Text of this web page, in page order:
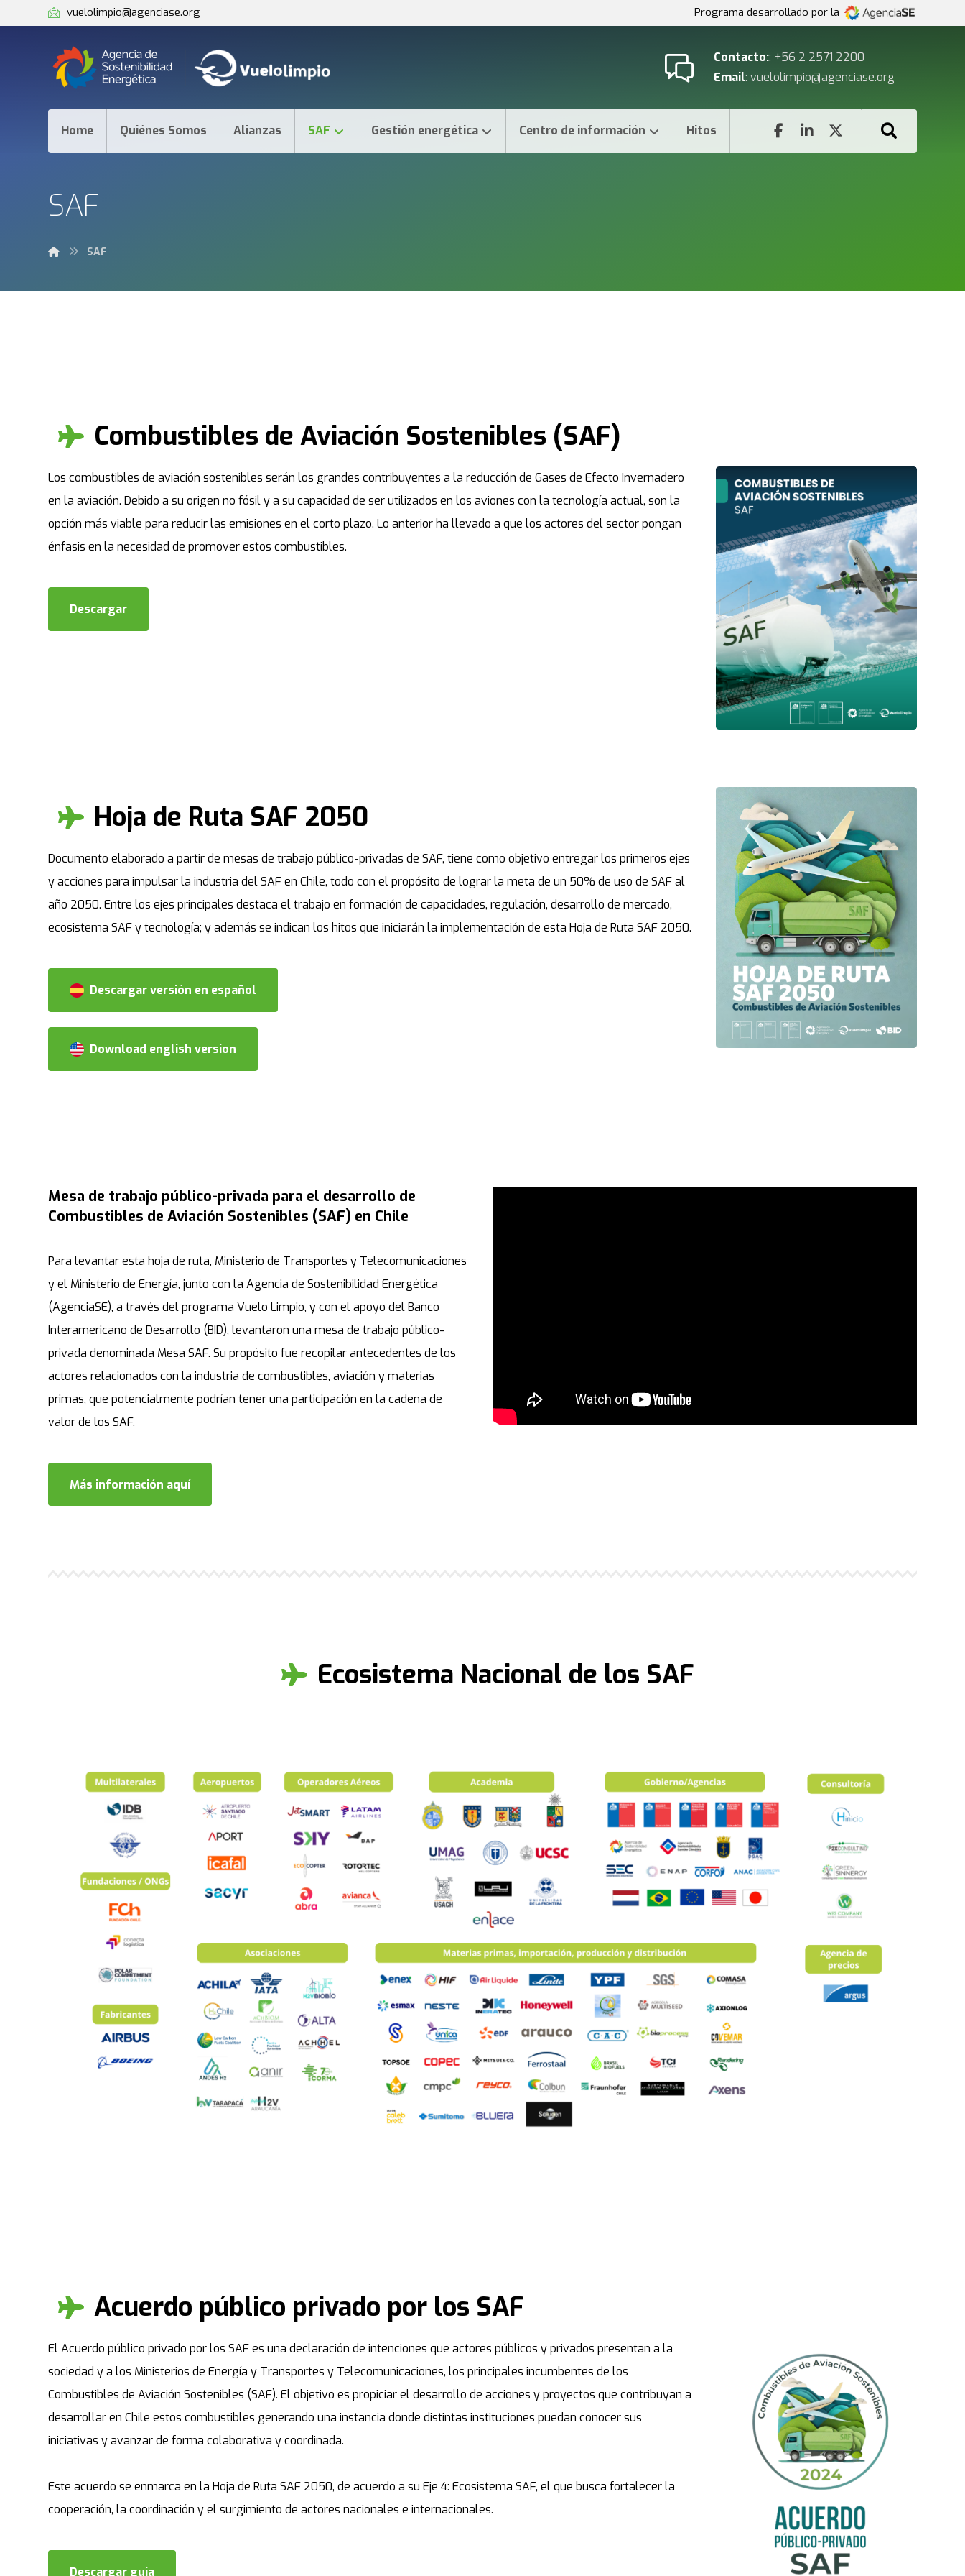
vuelolimpio@agenciase.org Programa desarrollado por la
Contacto:: +56 2 2571 2200
Email: vuelolimpio@agenciase.org
Home Quiénes Somos Alianzas SAF Gestión energética Centro de información Hitos
SAF
SAF
Combustibles de Aviación Sostenibles (SAF)
Los combustibles de aviación sostenibles serán los grandes contribuyentes a la reducción de Gases de Efecto Invernadero
en la aviación. Debido a su origen no fósil y a su capacidad de ser utilizados en los aviones con la tecnología actual, son la
opción más viable para reducir las emisiones en el corto plazo. Lo anterior ha llevado a que los actores del sector pongan
énfasis en la necesidad de promover estos combustibles.
Descargar
Hoja de Ruta SAF 2050
Documento elaborado a partir de mesas de trabajo público-privadas de SAF, tiene como objetivo entregar los primeros ejes
y acciones para impulsar la industria del SAF en Chile, todo con el propósito de lograr la meta de un 50% de uso de SAF al
año 2050. Entre los ejes principales destaca el trabajo en formación de capacidades, regulación, desarrollo de mercado,
ecosistema SAF y tecnología; y además se indican los hitos que iniciarán la implementación de esta Hoja de Ruta SAF 2050.
Descargar versión en español
Download english version
Mesa de trabajo público-privada para el desarrollo de
Combustibles de Aviación Sostenibles (SAF) en Chile
Para levantar esta hoja de ruta, Ministerio de Transportes y Telecomunicaciones
y el Ministerio de Energía, junto con la Agencia de Sostenibilidad Energética
(AgenciaSE), a través del programa Vuelo Limpio, y con el apoyo del Banco
Interamericano de Desarrollo (BID), levantaron una mesa de trabajo público-
privada denominada Mesa SAF. Su propósito fue recopilar antecedentes de los
actores relacionados con la industria de combustibles, aviación y materias
primas, que potencialmente podrían tener una participación en la cadena de
valor de los SAF.
Más información aquí
Ecosistema Nacional de los SAF
Acuerdo público privado por los SAF
El Acuerdo público privado por los SAF es una declaración de intenciones que actores públicos y privados presentan a la
sociedad y a los Ministerios de Energía y Transportes y Telecomunicaciones, los principales incumbentes de los
Combustibles de Aviación Sostenibles (SAF). El objetivo es propiciar el desarrollo de acciones y proyectos que contribuyan a
desarrollar en Chile estos combustibles generando una instancia donde distintas instituciones puedan conocer sus
iniciativas y avanzar de forma colaborativa y coordinada.
Este acuerdo se enmarca en la Hoja de Ruta SAF 2050, de acuerdo a su Eje 4: Ecosistema SAF, el que busca fortalecer la
cooperación, la coordinación y el surgimiento de actores nacionales e internacionales.
Descargar guía